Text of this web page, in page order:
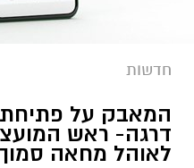
חדשות
המאבק על פתיחת
דרגה- ראש
לאוהל מחאה